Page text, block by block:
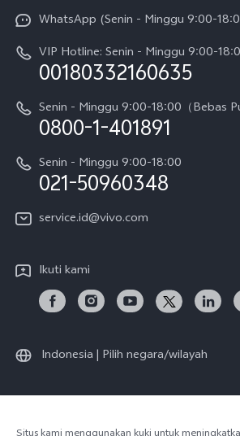
V70
V70 FE
Y05
X300 Pro
Gerai Terdekat
Funtouch OS
Pembaruan Sistem
Harga Spare Part
Otentikasi IMEI
Kebijakan Garansi vivo
Layanan Perbaikan Antar Jemput
Unduh LUT untuk Memulihkan Log
Sejarah
Berita
Pemberitahuan Hukum
Tentang Kami
Pusat Privasi vivo
WhatsApp (Senin - Minggu 9:00-
VIP Hotline: Senin - Minggu 9:00-
00180332160635
Senin - Minggu 9:00-18:00（Bebas
0800-1-401891
Senin - Minggu 9:00-18:00
021-50960348
service.id@vivo.com
Ikuti kami
Indonesia | Pilih negara/wilayah